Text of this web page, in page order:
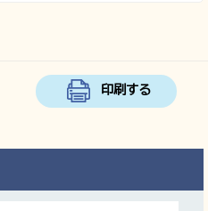
印刷する